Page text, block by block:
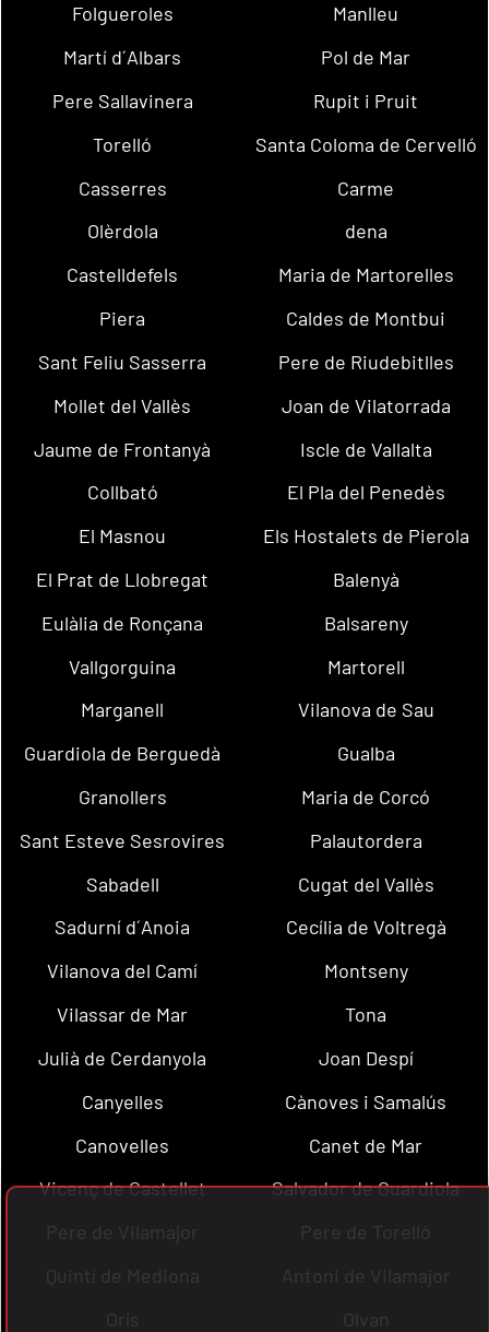
Folgueroles
Manlleu
Martí d´Albars
Pol de Mar
Pere Sallavinera
Rupit i Pruit
Torelló
Santa Coloma de Cervelló
Casserres
Carme
Olèrdola
dena
Castelldefels
Maria de Martorelles
Piera
Caldes de Montbui
Sant Feliu Sasserra
Pere de Riudebitlles
Mollet del Vallès
Joan de Vilatorrada
Jaume de Frontanyà
Iscle de Vallalta
Collbató
El Pla del Penedès
El Masnou
Els Hostalets de Pierola
El Prat de Llobregat
Balenyà
Eulàlia de Ronçana
Balsareny
Vallgorguina
Martorell
Marganell
Vilanova de Sau
Guardiola de Berguedà
Gualba
Granollers
Maria de Corcó
Sant Esteve Sesrovires
Palautordera
Sabadell
Cugat del Vallès
Sadurní d´Anoia
Cecília de Voltregà
Vilanova del Camí
Montseny
Vilassar de Mar
Tona
Julià de Cerdanyola
Joan Despí
Canyelles
Cànoves i Samalús
Canovelles
Canet de Mar
Vicenç de Castellet
Salvador de Guardiola
Pere de Vilamajor
Pere de Torelló
Quintí de Mediona
Antoni de Vilamajor
Orís
Olvan